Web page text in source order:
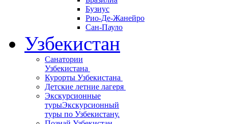
Бузиус
Рио-Де-Жанейро
Сан-Пауло
Узбекистан
Санатории
Узбекистана
Курорты Узбекистана
Детские летние лагеря
Экскурсионные
турыЭкскурсионный
туры по Узбекистану.